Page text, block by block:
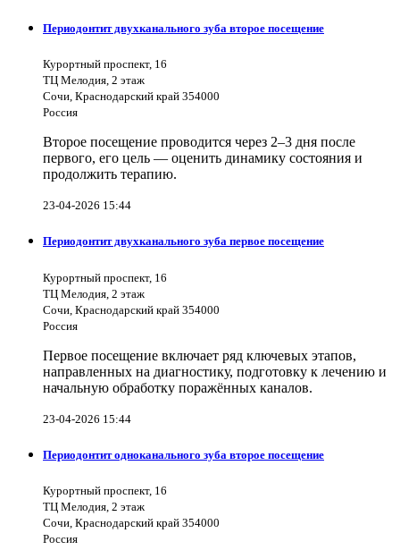
Периодонтит двухканального зуба второе посещение
Курортный проспект, 16
ТЦ Мелодия, 2 этаж
Сочи, Краснодарский край 354000
Россия
Второе посещение проводится через 2–3 дня после
первого, его цель — оценить динамику состояния и
продолжить терапию.
23-04-2026 15:44
Периодонтит двухканального зуба первое посещение
Курортный проспект, 16
ТЦ Мелодия, 2 этаж
Сочи, Краснодарский край 354000
Россия
Первое посещение включает ряд ключевых этапов,
направленных на диагностику, подготовку к лечению и
начальную обработку поражённых каналов.
23-04-2026 15:44
Периодонтит одноканального зуба второе посещение
Курортный проспект, 16
ТЦ Мелодия, 2 этаж
Сочи, Краснодарский край 354000
Россия